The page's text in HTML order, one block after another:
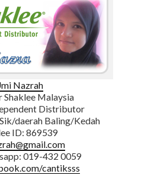
Nazrah
Shaklee Malaysia
Distributor
daerah Baling/Kedah
ID: 869539
019-432 0059
cantiksss